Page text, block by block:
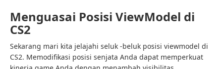
Menguasai Posisi ViewModel di
CS2
Sekarang mari kita jelajahi seluk -beluk posisi viewmodel di
CS2. Memodifikasi posisi senjata Anda dapat memperkuat